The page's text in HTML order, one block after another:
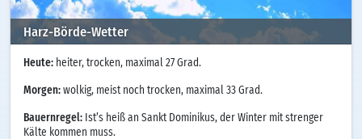
Harz-Börde-Wetter
Heute: heiter, trocken, maximal 27 Grad.
Morgen: wolkig, meist noch trocken, maximal 33 Grad.
Bauernregel: Ist’s heiß an Sankt Dominikus, der Winter mit strenger
Kälte kommen muss.